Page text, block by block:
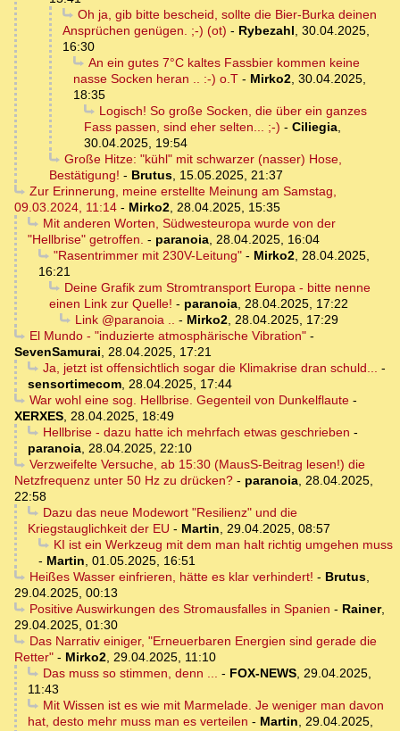
Oh ja, gib bitte bescheid, sollte die Bier-Burka deinen
Ansprüchen genügen. ;-) (ot) - Rybezahl, 30.04.2025,
16:30
An ein gutes 7°C kaltes Fassbier kommen keine
nasse Socken heran .. :-) o.T - Mirko2, 30.04.2025,
18:35
Logisch! So große Socken, die über ein ganzes
Fass passen, sind eher selten... ;-) - Ciliegia,
30.04.2025, 19:54
Große Hitze: "kühl" mit schwarzer (nasser) Hose,
Bestätigung! - Brutus, 15.05.2025, 21:37
Zur Erinnerung, meine erstellte Meinung am Samstag,
09.03.2024, 11:14 - Mirko2, 28.04.2025, 15:35
Mit anderen Worten, Südwesteuropa wurde von der
"Hellbrise" getroffen. - paranoia, 28.04.2025, 16:04
"Rasentrimmer mit 230V-Leitung"- Mirko2, 28.04.2025,
16:21
Deine Grafik zum Stromtransport Europa - bitte nenne
einen Link zur Quelle! - paranoia, 28.04.2025, 17:22
Link @paranoia .. - Mirko2, 28.04.2025, 17:29
El Mundo - "induzierte atmosphärische Vibration"-
SevenSamurai, 28.04.2025, 17:21
Ja, jetzt ist offensichtlich sogar die Klimakrise dran schuld... -
sensortimecom, 28.04.2025, 17:44
War wohl eine sog. Hellbrise. Gegenteil von Dunkelflaute-
XERXES, 28.04.2025, 18:49
Hellbrise - dazu hatte ich mehrfach etwas geschrieben -
paranoia, 28.04.2025, 22:10
Verzweifelte Versuche, ab 15:30 (MausS-Beitrag lesen!) die
Netzfrequenz unter 50 Hz zu drücken? - paranoia, 28.04.2025,
22:58
Dazu das neue Modewort "Resilienz" und die
Kriegstauglichkeit der EU - Martin, 29.04.2025, 08:57
KI ist ein Werkzeug mit dem man halt richtig umgehen muss
- Martin, 01.05.2025, 16:51
Heißes Wasser einfrieren, hätte es klar verhindert! - Brutus,
29.04.2025, 00:13
Positive Auswirkungen des Stromausfalles in Spanien - Rainer,
29.04.2025, 01:30
Das Narrativ einiger, "Erneuerbaren Energien sind gerade die
Retter" - Mirko2, 29.04.2025, 11:10
Das muss so stimmen, denn ... - FOX-NEWS, 29.04.2025,
11:43
Mit Wissen ist es wie mit Marmelade. Je weniger man davon
hat, desto mehr muss man es verteilen - Martin, 29.04.2025,